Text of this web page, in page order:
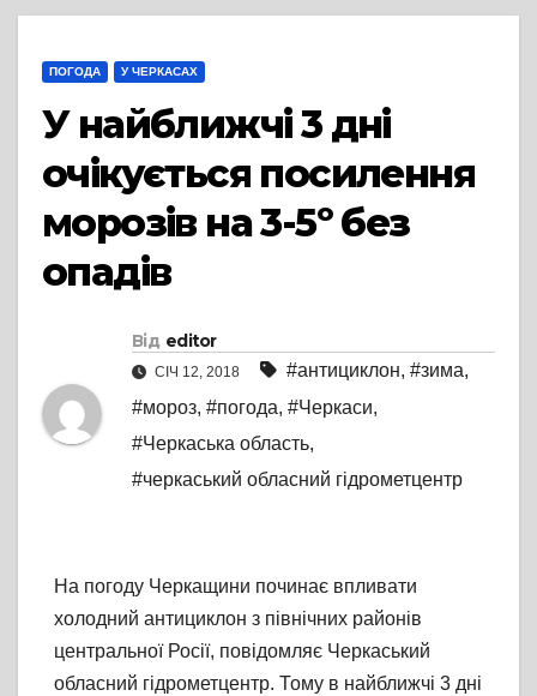
ПОГОДА У ЧЕРКАСАХ
У найближчі 3 дні
очікується посилення
морозів на 3-5º без
опадів
Від editor
СІЧ 12, 2018 #антициклон, #зима,
#мороз, #погода, #Черкаси,
#Черкаська область,
#черкаський обласний гідрометцентр
На погоду Черкащини починає впливати
холодний антициклон з північних районів
центральної Росії, повідомляє Черкаський
обласний гідрометцентр. Тому в найближчі 3 дні